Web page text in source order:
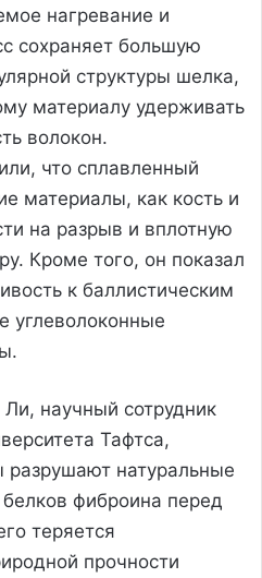
нагревание и
сохраняет большую
структуры шелка,
материалу удерживать
волокон.
что сплавленный
материалы, как кость и
на разрыв и вплотную
Кроме того, он показал
к баллистическим
углеволоконные
научный сотрудник
Тафтса,
натуральные
фиброина перед
теряется
прочности